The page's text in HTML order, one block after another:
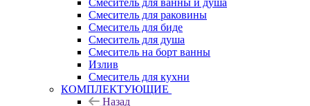
Смеситель для ванны и душа
Смеситель для раковины
Смеситель для биде
Смеситель для душа
Смеситель на борт ванны
Излив
Смеситель для кухни
КОМПЛЕКТУЮЩИЕ
Назад